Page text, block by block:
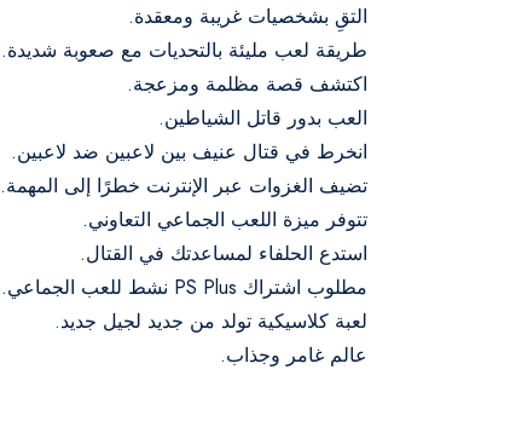
التقِ بشخصيات غريبة ومعقدة.
طريقة لعب مليئة بالتحديات مع صعوبة شديدة.
اكتشف قصة مظلمة ومزعجة.
العب بدور قاتل الشياطين.
انخرط في قتال عنيف بين لاعبين ضد لاعبين.
تضيف الغزوات عبر الإنترنت خطرًا إلى المهمة.
تتوفر ميزة اللعب الجماعي التعاوني.
استدع الحلفاء لمساعدتك في القتال.
مطلوب اشتراك PS Plus نشط للعب الجماعي.
لعبة كلاسيكية تولد من جديد لجيل جديد.
عالم غامر وجذاب.